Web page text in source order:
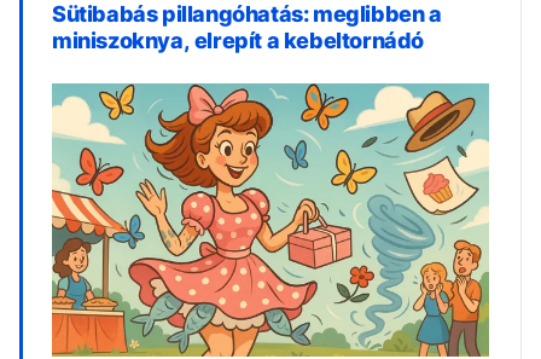
Sütibabás pillangóhatás: meglibben a
miniszoknya, elrepít a kebeltornádó